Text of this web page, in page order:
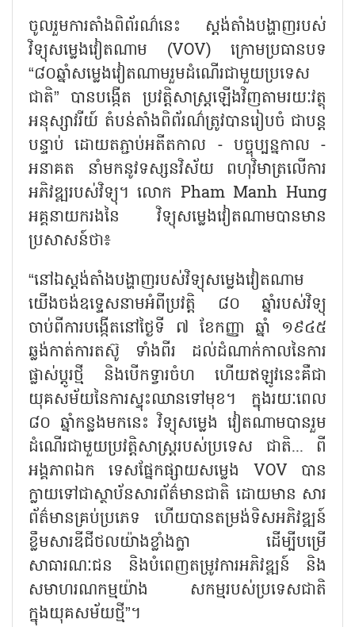
ចូលរួមការតាំងពិព័រណ៌នេះ ស្តង់តាំងបង្ហាញរបស់
វិទ្យុសម្លេងវៀតណាម (VOV) ក្រោមប្រធានបទ
“៨០ឆ្នាំសម្លេងវៀតណាមរួមដំណើរជាមួយប្រទេស
ជាតិ” បានបង្កើត ប្រវត្តិសាស្ត្រឡើងវិញតាមរយៈវត្ថុ
អនុស្សាវរីយ៍ តំបន់តាំងពិព័រណ៌ត្រូវបានរៀបចំ ជាបន្ត
បន្ទាប់ ដោយតភ្ជាប់អតីតកាល - បច្ចុប្បន្នកាល -
អនាគត នាំមកនូវទស្សនវិស័យ ពហុវិមាត្រលើការ
អភិវឌ្ឍរបស់វិទ្យុ។ លោក Pham Manh Hung
អគ្គនាយករងនៃ វិទ្យុសម្លេងវៀតណាមបានមាន
ប្រសាសន៍ថា៖
“នៅឯស្តង់តាំងបង្ហាញរបស់វិទ្យុសម្លេងវៀតណាម
យើងចង់ឧទ្ទេសនាមអំពីប្រវត្តិ ៨០ ឆ្នាំរបស់វិទ្យុ
ចាប់ពីការបង្កើតនៅថ្ងៃទី ៧ ខែកញ្ញា ឆ្នាំ ១៩៤៥
ឆ្លង់កាត់ការតស៊ូ ទាំងពីរ ដល់ដំណាក់កាលនៃការ
ផ្លាស់ប្ដូរថ្មី និងបើកទ្វារចំហ ហើយឥឡូវនេះគឺជា
យុគសម័យនៃការស្ទុះឈានទៅមុខ។ ក្នុងរយៈពេល
៨០ ឆ្នាំកន្លងមកនេះ វិទ្យុសម្លេង វៀតណាមបានរួម
ដំណើរជាមួយប្រវត្តិសាស្ត្ររបស់ប្រទេស ជាតិ... ពី
អង្គភាពឯក ទេសផ្នែកផ្សាយសម្លេង VOV បាន
ក្លាយទៅជាស្ថាប័នសារព័ត៌មានជាតិ ដោយមាន សារ
ព័ត៌មានគ្រប់ប្រភេទ ហើយបានតម្រង់ទិសអភិវឌ្ឍន៍
ខ្លឹមសារឌីជីថលយ៉ាងខ្លាំងក្លា ដើម្បីបម្រើ
សាធារណៈជន និងបំពេញតម្រូវការអភិវឌ្ឍន៍ និង
សមាហរណកម្មយ៉ាង សកម្មរបស់ប្រទេសជាតិ
ក្នុងយុគសម័យថ្មី”។